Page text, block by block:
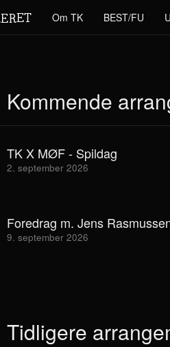
ERET Om TK BEST/FU
Kommende
TK X MØF - Spildag
2. september 2026
Foredrag m. Jens
9. september 2026
Tidligere